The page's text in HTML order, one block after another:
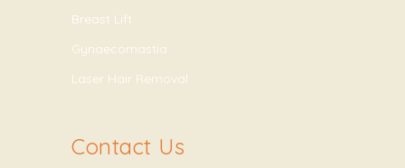
Breast Lift
Gynaecomastia
Laser Hair Removal
Contact Us